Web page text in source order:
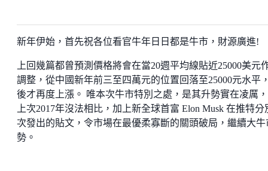
新年伊始，首先祝各位看官牛年日日都是牛市，財源廣進!
上回幾篇都曾預測價格將會在當20週平均線貼近25000美元
調整，從中國新年前三至四萬元的位置回落至25000元水平
後才再度上漲。 唯本次牛市特別之處，是其升勢實在凌厲
上次2017年沒法相比，加上新全球首富 Elon Musk 在推特分
次發出的貼文，令市場在最優柔寡斷的關頭破局，繼續大牛
勢。